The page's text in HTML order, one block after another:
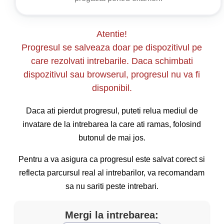
Atentie!
Progresul se salveaza doar pe dispozitivul pe
care rezolvati intrebarile. Daca schimbati
dispozitivul sau browserul, progresul nu va fi
disponibil.
Daca ati pierdut progresul, puteti relua mediul de
invatare de la intrebarea la care ati ramas, folosind
butonul de mai jos.
Pentru a va asigura ca progresul este salvat corect si
reflecta parcursul real al intrebarilor, va recomandam
sa nu sariti peste intrebari.
Mergi la intrebarea: